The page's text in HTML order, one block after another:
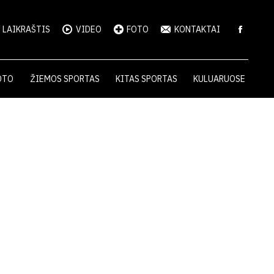
LAIKRAŠTIS VIDEO FOTO KONTAKTAI
ŽIEMOS SPORTAS KITAS SPORTAS KULUARUOSE